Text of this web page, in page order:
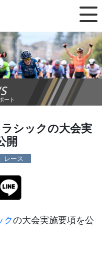
×
程
手
ド
録
ー
ート
シックの大会実
開
クの大会実施要項を公